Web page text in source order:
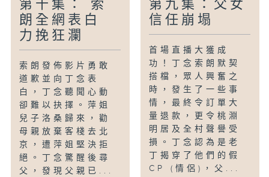
第十集： 索
朗全網表白
力挽狂瀾
索朗發佈影片勇敢
道歉並向丁念表
白，丁念聽聞心動
卻難以抉擇。萍姐
兒子洛桑歸來，勸
母親放棄客棧去北
京，遭萍姐堅決拒
絕。丁念驚醒後尋
父，發現父親已...
第九集：父女
信任崩塌
首場直播大獲成
功！丁念索朗默契
搭檔，眾人興奮之
時，發生了一些事
情，最終令訂單大
量退款，更令桃淵
明居及全村聲譽受
損。丁念認為是老
丁揭穿了他們的假
CP (情侶)，父...